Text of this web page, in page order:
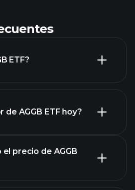
ETF?
de AGGB ETF hoy?
el precio de AGGB